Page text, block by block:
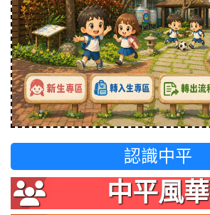
認識中平
中平風華